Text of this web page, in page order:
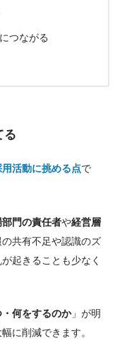
つながる
る
活動に挑める点で
部門の責任者や経営層
共有不足や認識のズ
起きることも少なく
何をするのか」が明
に削減できます。